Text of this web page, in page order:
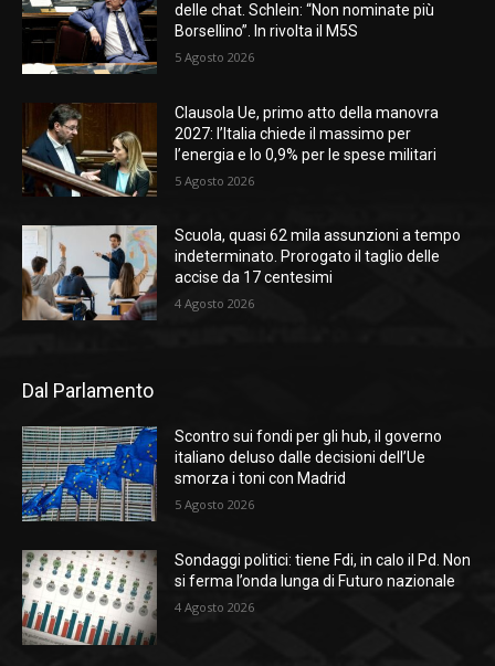
delle chat. Schlein: “Non nominate più
Borsellino”. In rivolta il M5S
5 Agosto 2026
Clausola Ue, primo atto della manovra
2027: l’Italia chiede il massimo per
l’energia e lo 0,9% per le spese militari
5 Agosto 2026
Scuola, quasi 62 mila assunzioni a tempo
indeterminato. Prorogato il taglio delle
accise da 17 centesimi
4 Agosto 2026
Dal Parlamento
Scontro sui fondi per gli hub, il governo
italiano deluso dalle decisioni dell’Ue
smorza i toni con Madrid
5 Agosto 2026
Sondaggi politici: tiene Fdi, in calo il Pd. Non
si ferma l’onda lunga di Futuro nazionale
4 Agosto 2026